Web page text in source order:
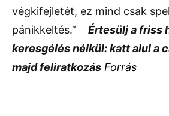
végkifejletét, ez mind csak
pánikkeltés.”
Értesülj a friss
keresgélés nélkül: katt alul a
majd feliratkozás Forrás